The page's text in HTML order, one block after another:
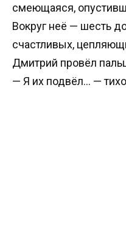
смеющаяся,
Вокруг неё — шесть
счастливых,
Дмитрий провёл
— Я их подвёл… —